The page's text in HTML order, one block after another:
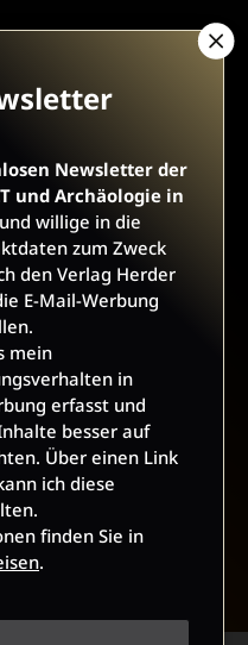
DATENSCHUTZ
IMPRESSUM
Newsletter der
und Archäologie in
und willige in die
zum Zweck
den Verlag Herder
E-Mail-Werbung
mein
in
erfasst und
besser auf
Über einen Link
ich diese
finden Sie in
.